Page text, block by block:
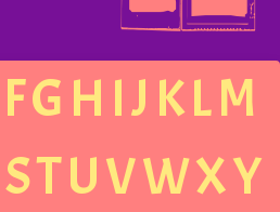
FGH IJ KLM
STUVWXY